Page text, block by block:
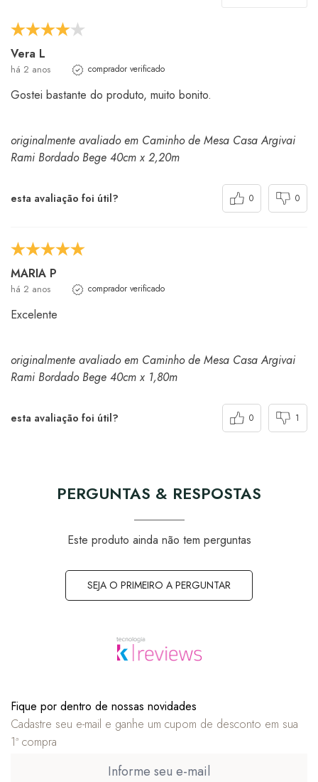
Vera L
há 2 anos comprador verificado
Gostei bastante do produto, muito bonito.
originalmente avaliado em Caminho de Mesa Casa Argivai
Rami Bordado Bege 40cm x 2,20m
esta avaliação foi útil? 0 0
MARIA P
há 2 anos comprador verificado
Excelente
originalmente avaliado em Caminho de Mesa Casa Argivai
Rami Bordado Bege 40cm x 1,80m
esta avaliação foi útil? 0 1
PERGUNTAS & RESPOSTAS
Este produto ainda não tem perguntas
SEJA O PRIMEIRO A PERGUNTAR
Fique por dentro de nossas novidades
Cadastre seu e-mail e ganhe um cupom de desconto em sua
1ª compra